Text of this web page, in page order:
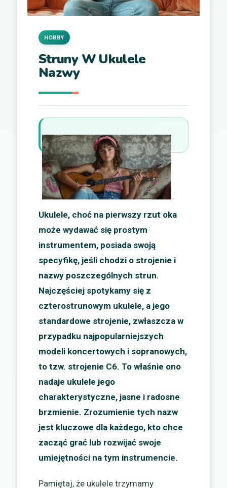
Struny W Ukulele
Nazwy
HOBBY
Ukulele, choć na pierwszy rzut oka
może wydawać się prostym
instrumentem, posiada swoją
specyfikę, jeśli chodzi o strojenie i
nazwy poszczególnych strun.
Najczęściej spotykamy się z
czterostrunowym ukulele, a jego
standardowe strojenie, zwłaszcza w
przypadku najpopularniejszych
modeli koncertowych i sopranowych,
to tzw. strojenie C6. To właśnie ono
nadaje ukulele jego
charakterystyczne, jasne i radosne
brzmienie. Zrozumienie tych nazw
jest kluczowe dla każdego, kto chce
zacząć grać lub rozwijać swoje
umiejętności na tym instrumencie.
Pamiętaj, że ukulele trzymamy